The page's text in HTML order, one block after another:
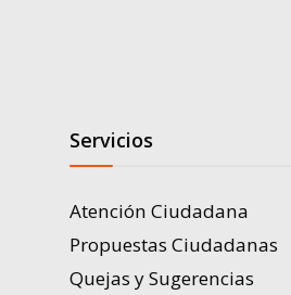
Servicios
Atención Ciudadana
Propuestas Ciudadanas
Quejas y Sugerencias